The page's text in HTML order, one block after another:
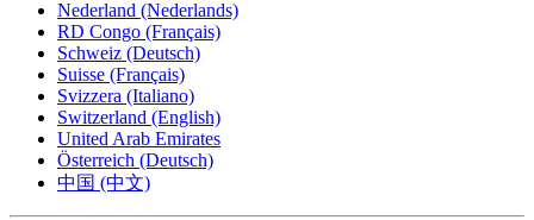
Nederland (Nederlands)
RD Congo (Français)
Schweiz (Deutsch)
Suisse (Français)
Svizzera (Italiano)
Switzerland (English)
United Arab Emirates
Österreich (Deutsch)
中国 (中文)